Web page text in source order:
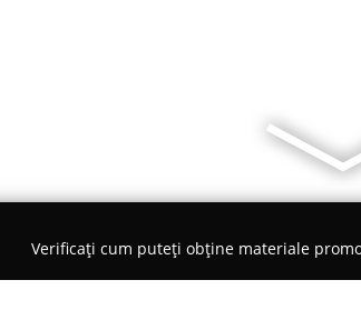
Verificați cum puteți obține materiale